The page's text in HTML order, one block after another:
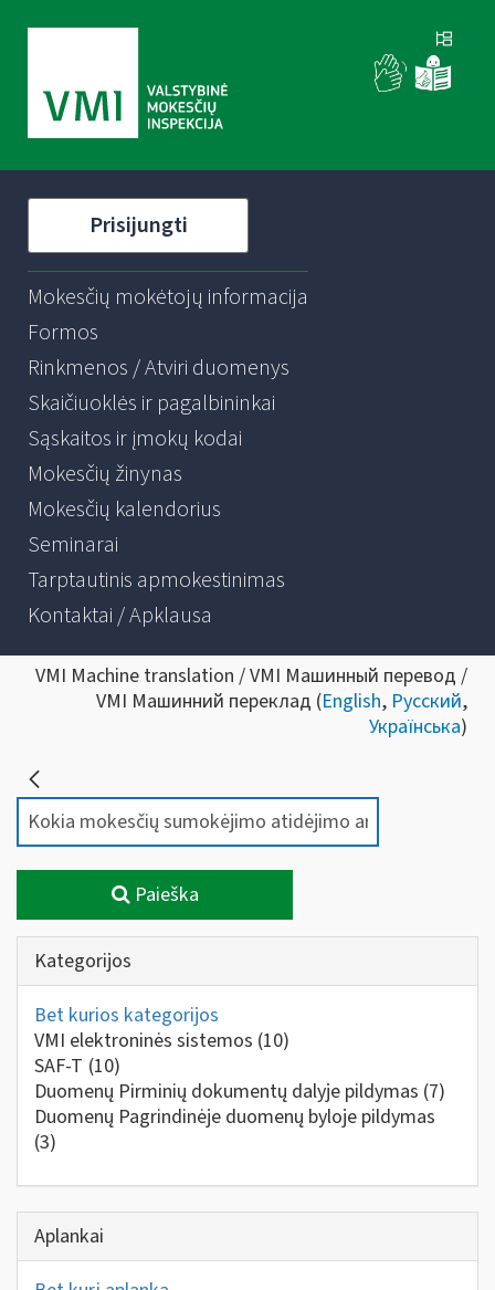
Prisijungti
Mokesčių mokėtojų informacija
Formos
Rinkmenos / Atviri duomenys
Skaičiuoklės ir pagalbininkai
Sąskaitos ir įmokų kodai
Mokesčių žinynas
Mokesčių kalendorius
Seminarai
Tarptautinis apmokestinimas
Kontaktai / Apklausa
VMI Machine translation / VMI Машинный перевод /
VMI Машинний переклад (English, Русский,
Українська)
Paieška
Kategorijos
Bet kurios kategorijos
VMI elektroninės sistemos (10)
SAF-T (10)
Duomenų Pirminių dokumentų dalyje pildymas (7)
Duomenų Pagrindinėje duomenų byloje pildymas
(3)
Aplankai